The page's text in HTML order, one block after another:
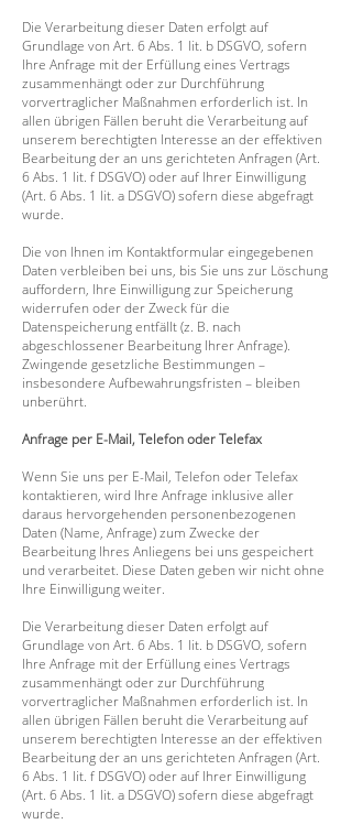
Die Verarbeitung dieser Daten erfolgt auf
Grundlage von Art. 6 Abs. 1 lit. b DSGVO, sofern
Ihre Anfrage mit der Erfüllung eines Vertrags
zusammenhängt oder zur Durchführung
vorvertraglicher Maßnahmen erforderlich ist. In
allen übrigen Fällen beruht die Verarbeitung auf
unserem berechtigten Interesse an der effektiven
Bearbeitung der an uns gerichteten Anfragen (Art.
6 Abs. 1 lit. f DSGVO) oder auf Ihrer Einwilligung
(Art. 6 Abs. 1 lit. a DSGVO) sofern diese abgefragt
wurde.
Die von Ihnen im Kontaktformular eingegebenen
Daten verbleiben bei uns, bis Sie uns zur Löschung
auffordern, Ihre Einwilligung zur Speicherung
widerrufen oder der Zweck für die
Datenspeicherung entfällt (z. B. nach
abgeschlossener Bearbeitung Ihrer Anfrage).
Zwingende gesetzliche Bestimmungen –
insbesondere Aufbewahrungsfristen – bleiben
unberührt.
Anfrage per E-Mail, Telefon oder Telefax
Wenn Sie uns per E-Mail, Telefon oder Telefax
kontaktieren, wird Ihre Anfrage inklusive aller
daraus hervorgehenden personenbezogenen
Daten (Name, Anfrage) zum Zwecke der
Bearbeitung Ihres Anliegens bei uns gespeichert
und verarbeitet. Diese Daten geben wir nicht ohne
Ihre Einwilligung weiter.
Die Verarbeitung dieser Daten erfolgt auf
Grundlage von Art. 6 Abs. 1 lit. b DSGVO, sofern
Ihre Anfrage mit der Erfüllung eines Vertrags
zusammenhängt oder zur Durchführung
vorvertraglicher Maßnahmen erforderlich ist. In
allen übrigen Fällen beruht die Verarbeitung auf
unserem berechtigten Interesse an der effektiven
Bearbeitung der an uns gerichteten Anfragen (Art.
6 Abs. 1 lit. f DSGVO) oder auf Ihrer Einwilligung
(Art. 6 Abs. 1 lit. a DSGVO) sofern diese abgefragt
wurde.